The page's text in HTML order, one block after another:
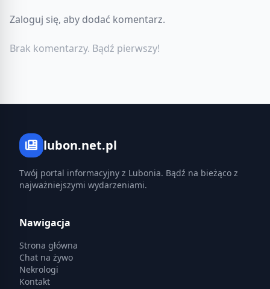
Zaloguj się, aby dodać komentarz.
Brak komentarzy. Bądź pierwszy!
lubon.net.pl
Twój portal informacyjny z Lubonia. Bądź na bieżąco z
najważniejszymi wydarzeniami.
Nawigacja
Strona główna
Chat na żywo
Nekrologi
Kontakt